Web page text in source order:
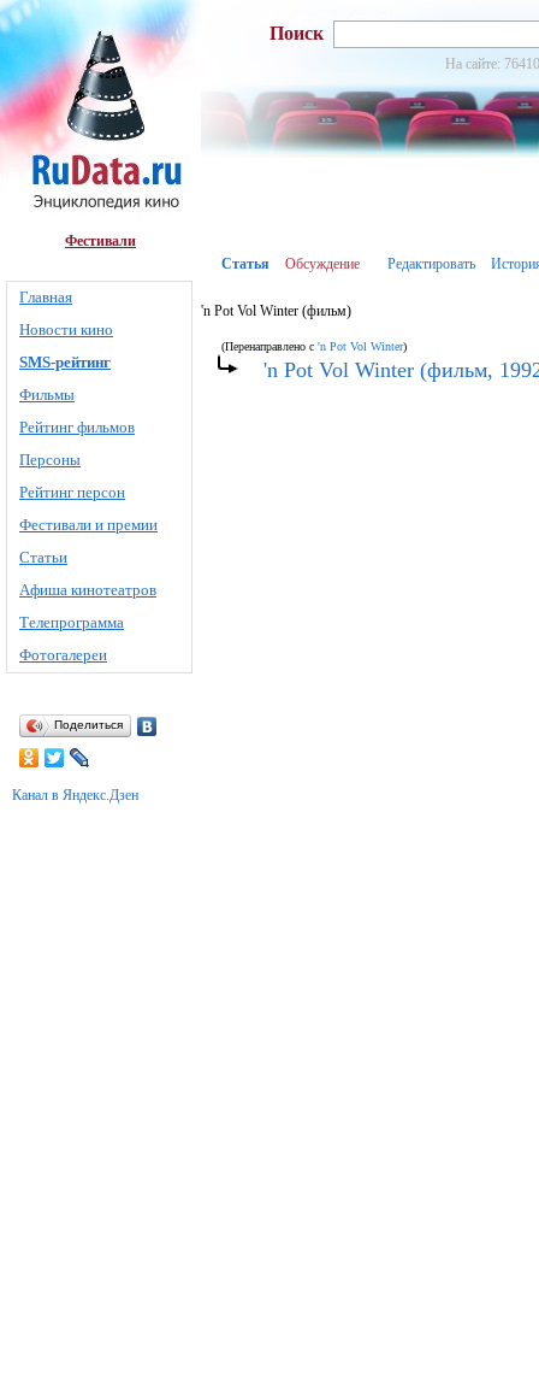
Фестивали
Главная
Новости кино
SMS-рейтинг
Фильмы
Рейтинг фильмов
Персоны
Рейтинг персон
Фестивали и премии
Статьи
Афиша кинотеатров
Телепрограмма
Фотогалереи
Поделиться
Канал в Яндекс.Дзен
Поиск
На сайте:
Статья Обсуждение Редактировать
'n Pot Vol Winter (фильм)
(Перенаправлено с 'n Pot Vol Winter)
'n Pot Vol Winter (фильм,